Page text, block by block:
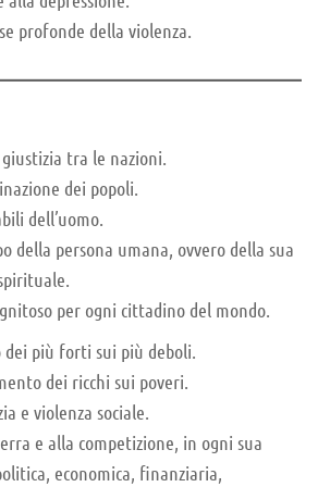
profonde della violenza.
tra le nazioni.
dei popoli.
dell’uomo.
della persona umana, ovvero della sua
per ogni cittadino del mondo.
dei più forti sui più deboli.
dei ricchi sui poveri.
e violenza sociale.
e alla competizione, in ogni sua
economica, finanziaria,